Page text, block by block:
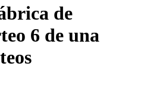
de
6 de una